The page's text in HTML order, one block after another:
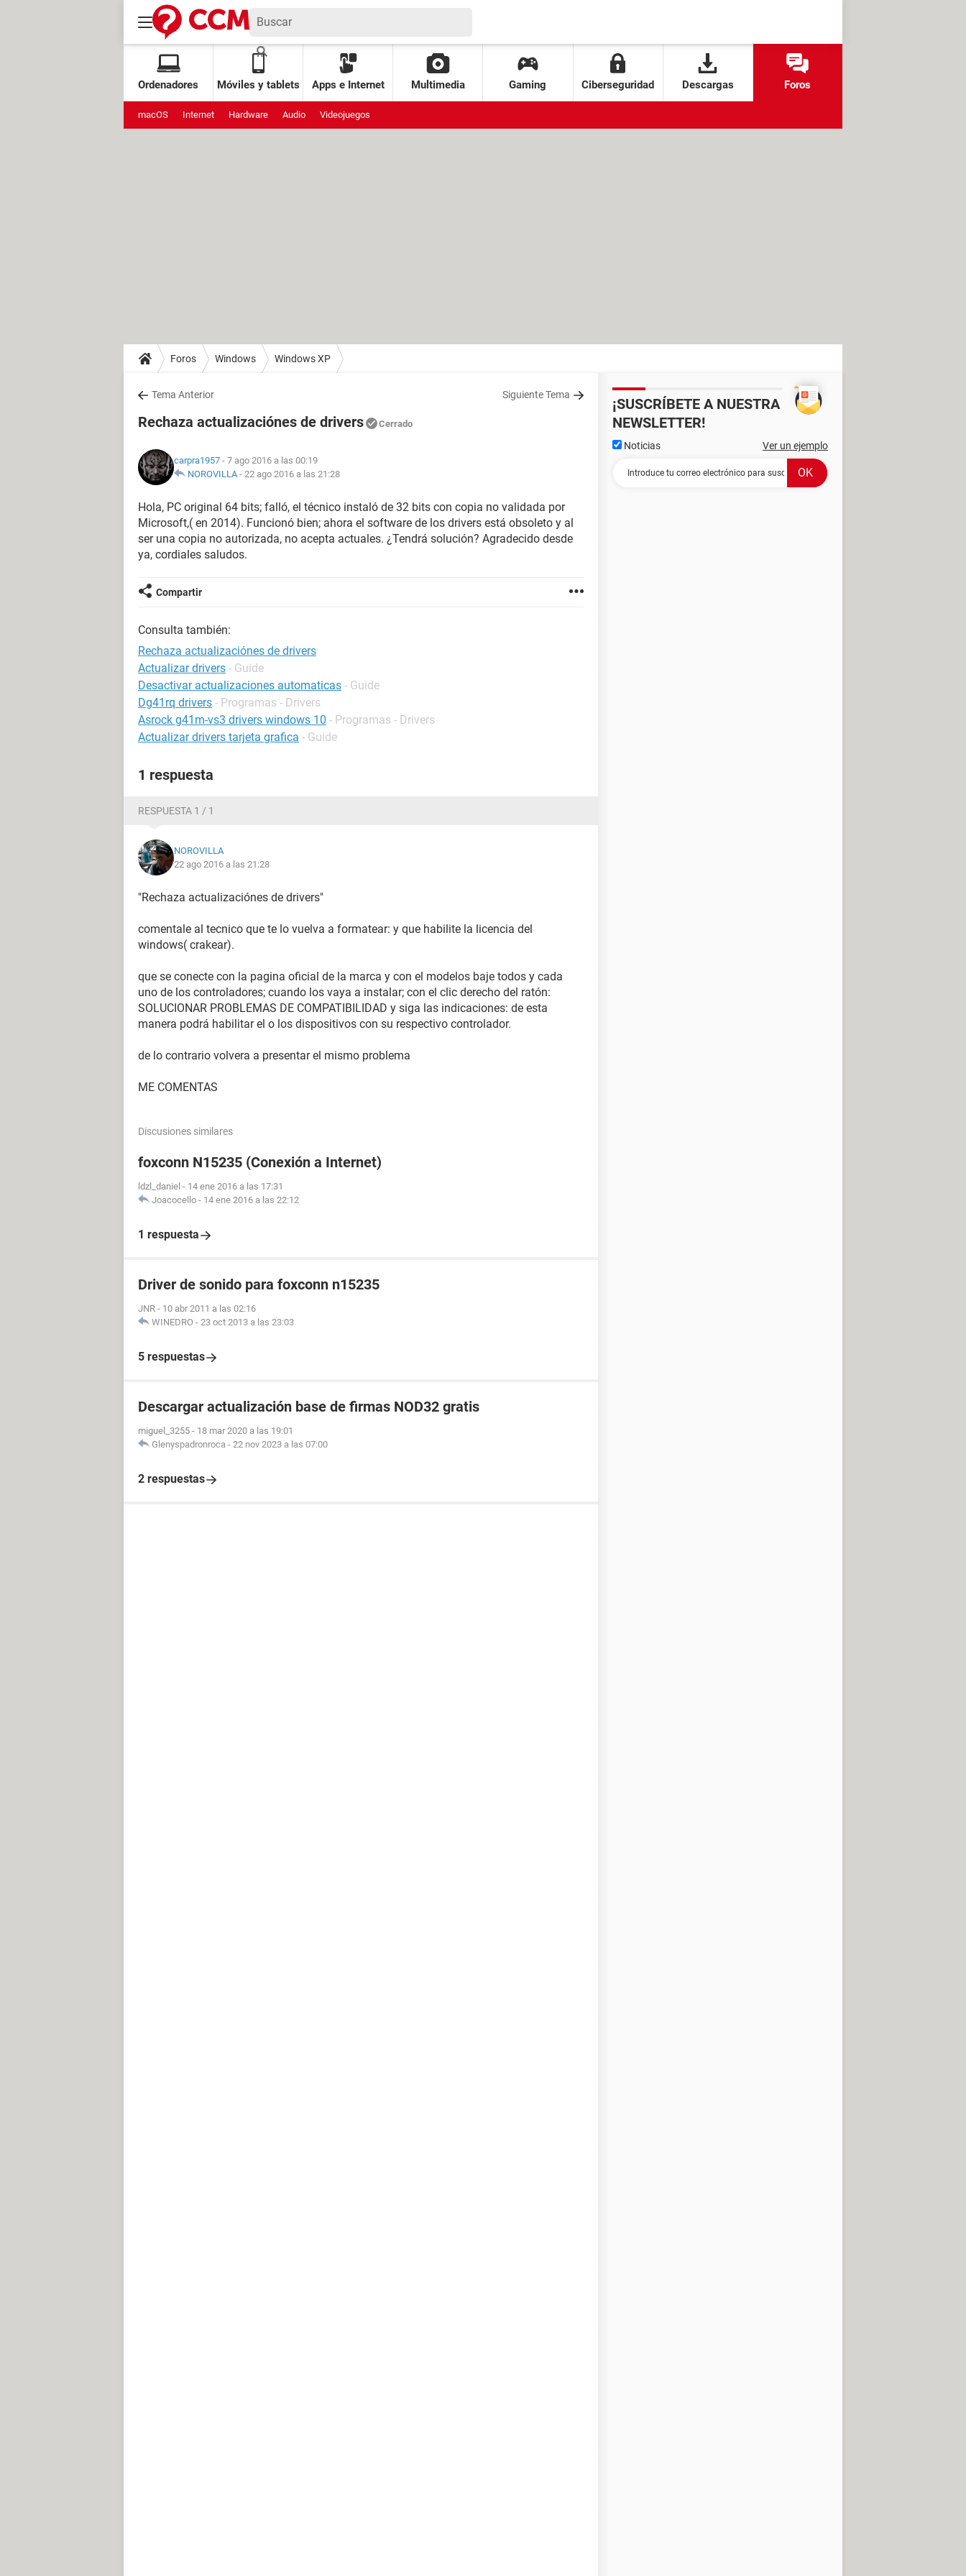
Ordenadores Móviles y tablets Apps e Internet Multimedia Gaming Ciberseguridad Descargas Foros
macOS Internet Hardware Audio Videojuegos
Foros Windows Windows XP
Tema Anterior Siguiente Tema
Rechaza actualizaciónes de drivers Cerrado
carpra1957 - 7 ago 2016 a las 00:19
NOROVILLA- 22 ago 2016 a las 21:28
Hola, PC original 64 bits; falló, el técnico instaló de 32 bits con copia no validada por
Microsoft,( en 2014). Funcionó bien; ahora el software de los drivers está obsoleto y al
ser una copia no autorizada, no acepta actuales. ¿Tendrá solución? Agradecido desde
ya, cordiales saludos.
Compartir
Consulta también:
Rechaza actualizaciónes de drivers
Actualizar drivers - Guide
Desactivar actualizaciones automaticas - Guide
Dg41rq drivers - Programas - Drivers
Asrock g41m-vs3 drivers windows 10 - Programas - Drivers
Actualizar drivers tarjeta grafica - Guide
1 respuesta
RESPUESTA 1 / 1
NOROVILLA
22 ago 2016 a las 21:28
"Rechaza actualizaciónes de drivers"
comentale al tecnico que te lo vuelva a formatear: y que habilite la licencia del
windows( crakear).
que se conecte con la pagina oficial de la marca y con el modelos baje todos y cada
uno de los controladores; cuando los vaya a instalar; con el clic derecho del ratón:
SOLUCIONAR PROBLEMAS DE COMPATIBILIDAD y siga las indicaciones: de esta
manera podrá habilitar el o los dispositivos con su respectivo controlador.
de lo contrario volvera a presentar el mismo problema
ME COMENTAS
Discusiones similares
foxconn N15235 (Conexión a Internet)
ldzl_daniel - 14 ene 2016 a las 17:31
Joacocello - 14 ene 2016 a las 22:12
1 respuesta
Driver de sonido para foxconn n15235
JNR - 10 abr 2011 a las 02:16
WINEDRO - 23 oct 2013 a las 23:03
5 respuestas
Descargar actualización base de firmas NOD32 gratis
miguel_3255 - 18 mar 2020 a las 19:01
Glenyspadronroca - 22 nov 2023 a las 07:00
2 respuestas
¡SUSCRÍBETE A NUESTRA
NEWSLETTER!
Noticias Ver un ejemplo